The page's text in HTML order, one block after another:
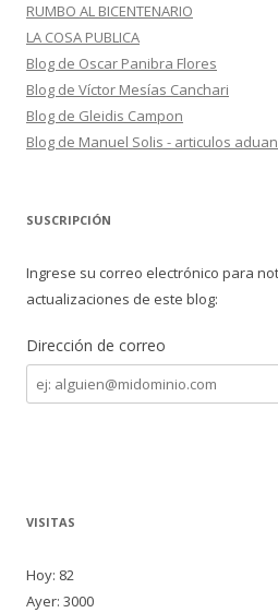
RUMBO AL BICENTENARIO
LA COSA PUBLICA
Blog de Oscar Panibra Flores
Blog de Víctor Mesías Canchari
Blog de Gleidis Campon
Blog de Manuel Solis - articulos
SUSCRIPCIÓN
Ingrese su correo electrónico para
actualizaciones de este blog:
Dirección de correo
Dirección
de
correo
VISITAS
Hoy: 82
Ayer: 3000